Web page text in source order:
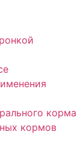
корма
кормов